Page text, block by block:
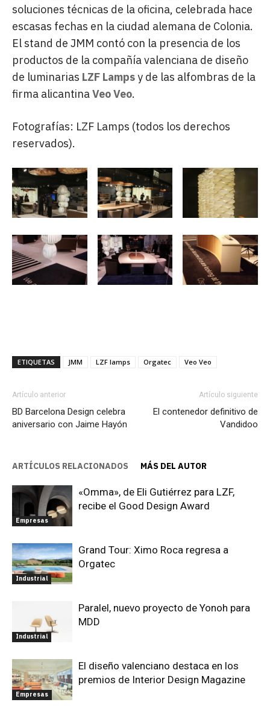
soluciones técnicas de la oficina, celebrada hace
escasas fechas en la ciudad alemana de Colonia.
El stand de JMM contó con la presencia de los
productos de la compañía valenciana de diseño
de luminarias LZF Lampsy de las alfombras de la
firma alicantinaVeo Veo.
Fotografías: LZF Lamps (todos los derechos
reservados).
ETIQUETAS JMM LZF lamps Orgatec Veo Veo
Artículo anterior
BD Barcelona Design celebra
aniversario con Jaime Hayón
Artículo siguiente
El contenedor definitivo de
Vandidoo
ARTÍCULOS RELACIONADOS MÁS DEL AUTOR
Empresas
«Omma», de Eli Gutiérrez para LZF,
recibe el Good Design Award
Industrial
Grand Tour: Ximo Roca regresa a
Orgatec
Industrial
Paralel, nuevo proyecto de Yonoh para
MDD
Empresas
El diseño valenciano destaca en los
premios de Interior Design Magazine